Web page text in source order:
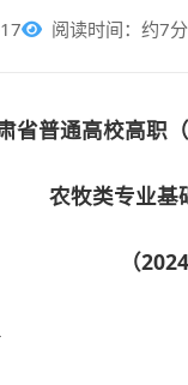
阅读时间：约7
省普通高校高职
农牧类专业基
（2024